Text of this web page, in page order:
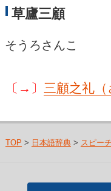
草廬三顧
そうろさんこ
〔→〕 三顧之礼（
TOP > 日本語辞典> スピー